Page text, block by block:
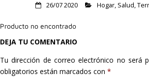
Hogar
Informática
26/07 2020 Hogar, Salud,
Producto no encontrado
DEJA TU COMENTARIO
Tu dirección de correo electrónico no será
obligatorios están marcados con *